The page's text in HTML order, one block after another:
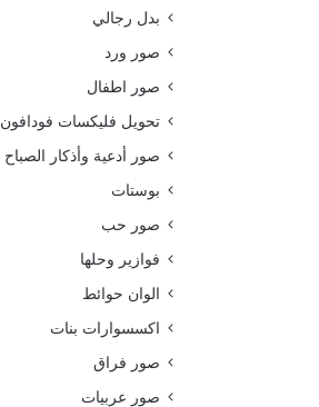
بدل رجالي
صور ورد
صور اطفال
تحويل فليكسات فودافون
صور أدعية وأذكار الصباح
بوستات
صور حب
فوازير وحلها
الوان حوائط
اكسسوارات بنات
صور فراق
صور عربيات